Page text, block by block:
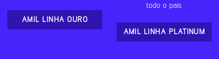
AMIL LINHA OURO
todo o país.
AMIL LINHA PLATINUM